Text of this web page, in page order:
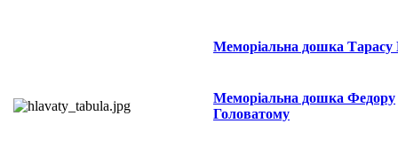
Меморіальна дошка
Меморіальна дошка Федору
Головатому